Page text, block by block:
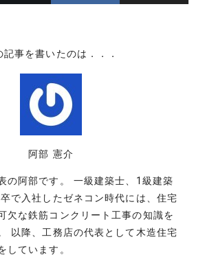
記事を書いたのは．．．
阿部 憲介
の阿部です。 一級建築士、1級建築
で入社したゼネコン時代には、住宅
欠な鉄筋コンクリート工事の知識を
以降、工務店の代表として木造住宅
しています。